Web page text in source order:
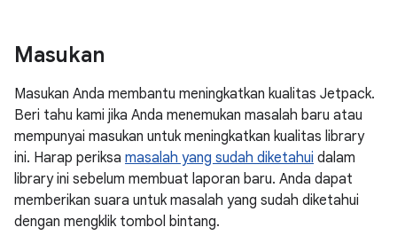
Masukan
Masukan Anda membantu meningkatkan kualitas Jetpack.
Beri tahu kami jika Anda menemukan masalah baru atau
mempunyai masukan untuk meningkatkan kualitas library
ini. Harap periksa masalah yang sudah diketahui dalam
library ini sebelum membuat laporan baru. Anda dapat
memberikan suara untuk masalah yang sudah diketahui
dengan mengklik tombol bintang.